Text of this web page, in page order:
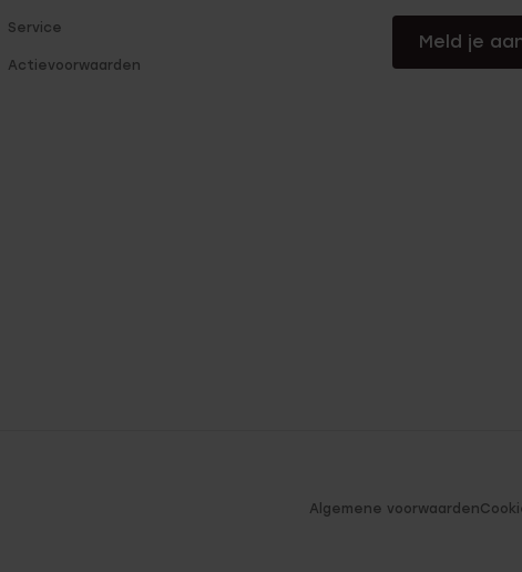
Service
Actievoorwaarden
Meld je
Algemene voorwaarden